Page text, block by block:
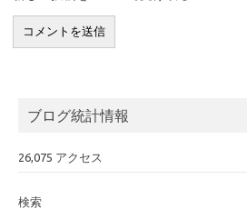
ブログ統計情報
26,075 アクセス
検索